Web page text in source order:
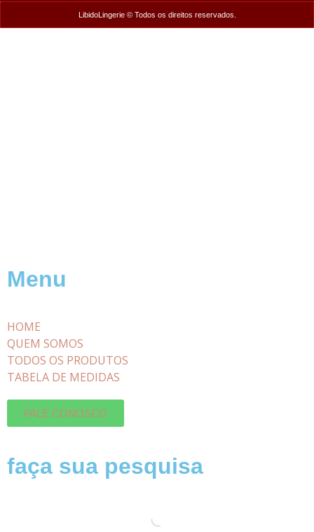
LibidoLingerie © Todos os direitos reservados.
Menu
HOME
QUEM SOMOS
TODOS OS PRODUTOS
TABELA DE MEDIDAS
FALE CONOSCO
faça sua pesquisa